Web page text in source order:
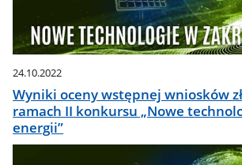
24.10.2022
Wyniki oceny wstępnej wniosków
ramach II konkursu „Nowe
energii”